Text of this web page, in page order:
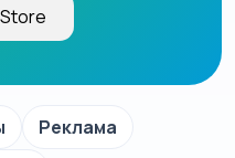
Реклама